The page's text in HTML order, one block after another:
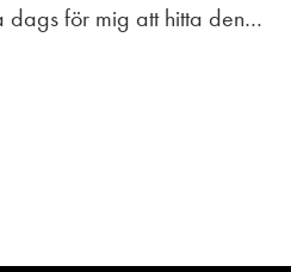
för mig att hitta den…